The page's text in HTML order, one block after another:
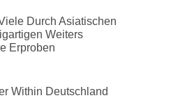
Durch Asiatischen
Weiters
Erproben
Within Deutschland